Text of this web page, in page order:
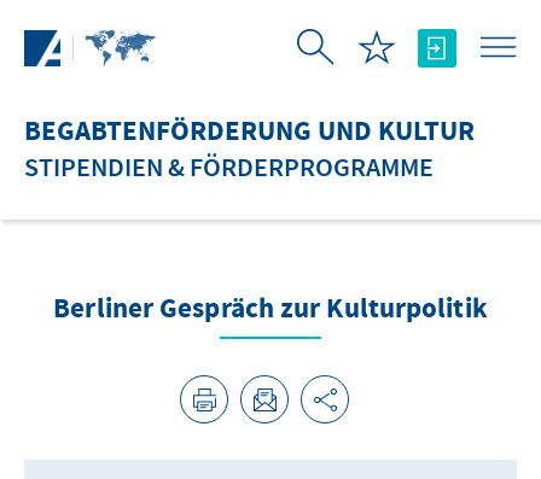
BEGABTENFÖRDERUNG UND KULTUR
STIPENDIEN & FÖRDERPROGRAMME
Berliner Gespräch zur Kulturpolitik